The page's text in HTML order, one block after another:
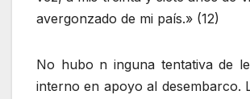
avergonzado de mi país.» (12)
No hubo n inguna tentativa de
interno en apoyo al desembarco.